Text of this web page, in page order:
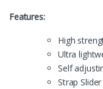
Features:
High
Ultra
Self
Strap